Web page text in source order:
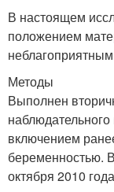
В настоящем
положением
Методы
Выполнен
включением
беременностью.
октября 2010